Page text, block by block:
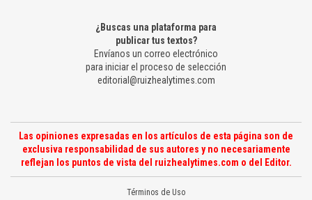
¿Buscas una plataforma para
publicar tus textos?
Envíanos un correo electrónico
para iniciar el proceso de selección
editorial@ruizhealytimes.com
Las opiniones expresadas en los artículos de esta página son de
exclusiva responsabilidad de sus autores y no necesariamente
reflejan los puntos de vista del ruizhealytimes.com o del Editor.
Términos de Uso